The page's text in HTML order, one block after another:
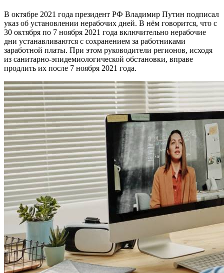
В октябре 2021 года президент РФ Владимир Путин подписал
указ об установлении нерабочих дней. В нём говорится, что с
30 октября по 7 ноября 2021 года включительно нерабочие
дни устанавливаются с сохранением за работниками
заработной платы. При этом руководители регионов, исходя
из санитарно-эпидемиологической обстановки, вправе
продлить их после 7 ноября 2021 года.